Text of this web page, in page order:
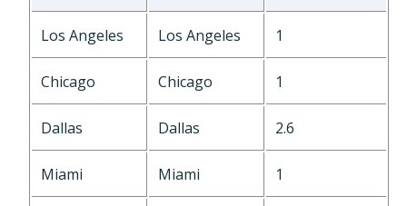
Los Angeles Los Angeles 1
Chicago Chicago 1
Dallas Dallas 2.6
Miami Miami 1